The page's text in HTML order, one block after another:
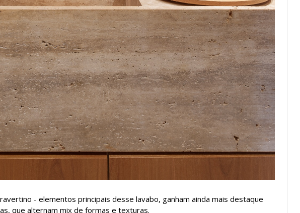
- elementos principais desse lavabo, ganham ainda mais destaque
que alternam mix de formas e texturas.